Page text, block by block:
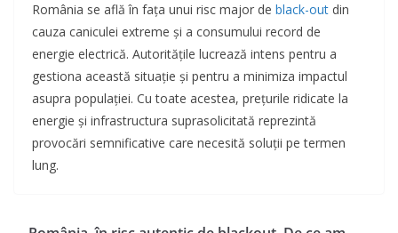
România se află în fața unui risc major de black-out din
cauza caniculei extreme și a consumului record de
energie electrică. Autoritățile lucrează intens pentru a
gestiona această situație și pentru a minimiza impactul
asupra populației. Cu toate acestea, prețurile ridicate la
energie și infrastructura suprasolicitată reprezintă
provocări semnificative care necesită soluții pe termen
lung.